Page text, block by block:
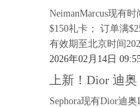
NeimanMarcus现有
$150礼卡； 订单满
有效期至北京时间
2026年02月14日
上新！Dior 迪奥
Sephora现有Dior迪